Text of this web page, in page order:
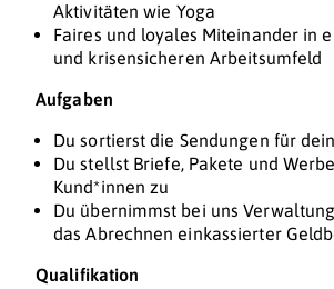
Aktivitäten wie Yoga
Faires und loyales Miteinander in
und krisensicheren Arbeitsumfeld
Aufgaben
Du sortierst die Sendungen für
Du stellst Briefe, Pakete und
Kund*innen zu
Du übernimmst bei uns
das Abrechnen einkassierter
Qualifikation